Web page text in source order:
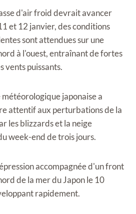
d'air froid devrait avancer
et 12 janvier, des conditions
sont attendues sur une
à l'ouest, entraînant de fortes
vents puissants.
japonaise a
attentif aux perturbations de la
les blizzards et la neige
week-end de trois jours.
accompagnée d'un front
de la mer du Japon le 10
rapidement.